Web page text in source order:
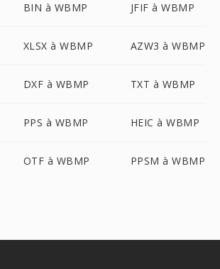
BIN à WBMP JFIF à WBMP
XLSX à WBMP AZW3 à WBMP
DXF à WBMP TXT à WBMP
PPS à WBMP HEIC à WBMP
OTF à WBMP PPSM à WBMP